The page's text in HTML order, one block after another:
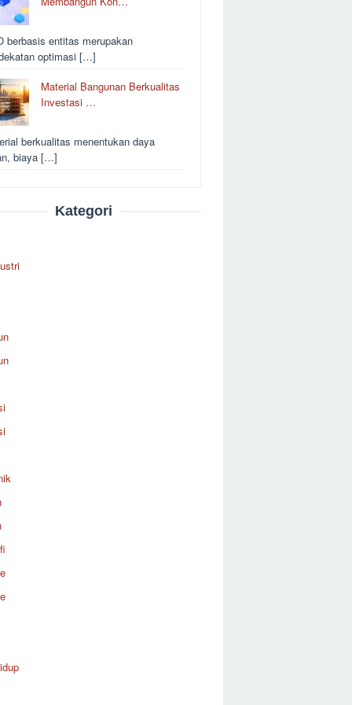
berbasis entitas merupakan
optimasi […]
Material Bangunan Berkualitas
Investasi …
berkualitas menentukan daya
biaya […]
Kategori